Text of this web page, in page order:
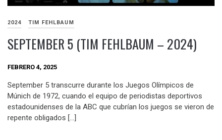
2024 TIM FEHLBAUM
SEPTEMBER 5 (TIM FEHLBAUM – 2024)
FEBRERO 4, 2025
September 5 transcurre durante los Juegos Olímpicos de
Múnich de 1972, cuando el equipo de periodistas deportivos
estadounidenses de la ABC que cubrían los juegos se vieron de
repente obligados […]